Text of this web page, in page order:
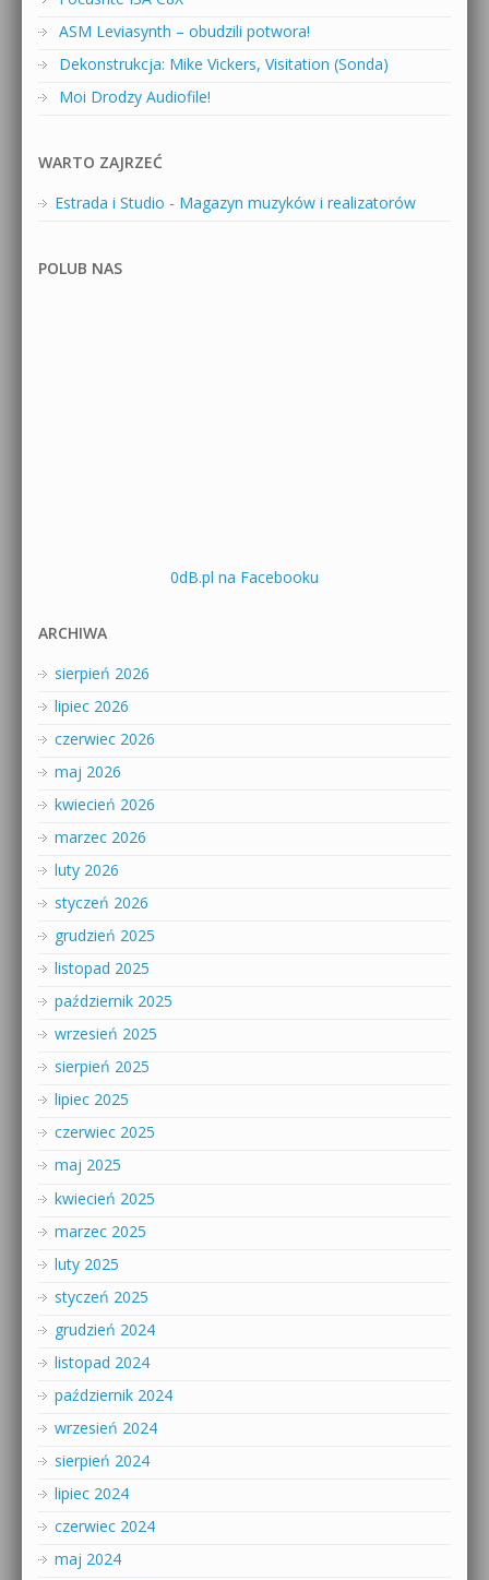
ASM Leviasynth – obudzili potwora!
Dekonstrukcja: Mike Vickers, Visitation (Sonda)
Moi Drodzy Audiofile!
WARTO ZAJRZEĆ
Estrada i Studio - Magazyn muzyków i realizatorów
POLUB NAS
0dB.pl na Facebooku
ARCHIWA
sierpień 2026
lipiec 2026
czerwiec 2026
maj 2026
kwiecień 2026
marzec 2026
luty 2026
styczeń 2026
grudzień 2025
listopad 2025
październik 2025
wrzesień 2025
sierpień 2025
lipiec 2025
czerwiec 2025
maj 2025
kwiecień 2025
marzec 2025
luty 2025
styczeń 2025
grudzień 2024
listopad 2024
październik 2024
wrzesień 2024
sierpień 2024
lipiec 2024
czerwiec 2024
maj 2024